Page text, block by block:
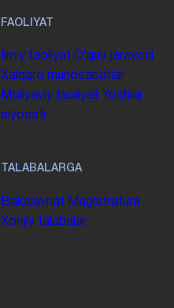
FAOLIYAT
Ilmiy faoliyat Oʻquv jarayoni
Xalqaro munosabatlar
Moliyaviy faoliyat Yoshlar
siyosati
TALABALARGA
Bakalavriat Magistratura
Xorijiy talabalar